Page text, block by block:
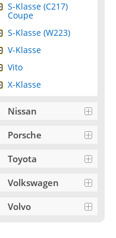
S-Klasse (C217)
Coupe
S-Klasse (W223)
V-Klasse
Vito
X-Klasse
Nissan
Porsche
Toyota
Volkswagen
Volvo